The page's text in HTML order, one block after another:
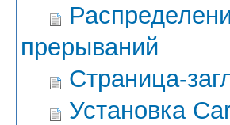
прерываний
Страница-
Установка